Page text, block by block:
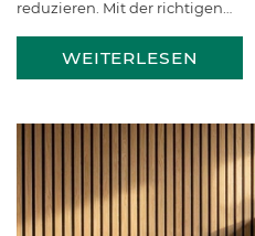
reduzieren. Mit der richtigen…
WEITERLESEN